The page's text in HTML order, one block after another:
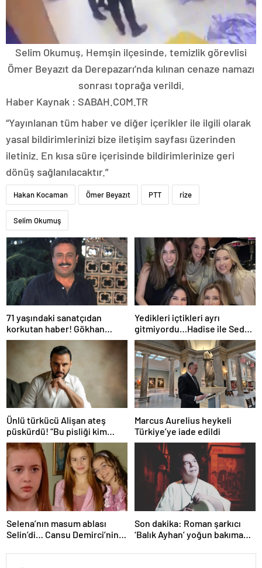
Selim Okumuş, Hemşin ilçesinde, temizlik görevlisi
Ömer Beyazıt da Derepazarı’nda kılınan cenaze namazı
sonrası toprağa verildi.
Haber Kaynak : SABAH.COM.TR
“Yayınlanan tüm haber ve diğer içerikler ile ilgili olarak
yasal bildirimlerinizi bize iletişim sayfası üzerinden
iletiniz. En kısa süre içerisinde bildirimlerinize geri
dönüş sağlanılacaktır.”
Hakan Kocaman Ömer Beyazıt PTT rize
Selim Okumuş
71 yaşındaki sanatçıdan
korkutan haber! Gökhan
Güney hastaneye kaldırıldı!
Yedikleri içtikleri ayrı
gitmiyordu…Hadise ile Seda
Bakan arasında ipler koptu!
Seda Bakan’dan manidar
paylaşım…
Ünlü türkücü Alişan ateş
püskürdü! “Bu pisliği kim
yaptıysa ortaya çıkacak!”
Marcus Aurelius heykeli
Türkiye’ye iade edildi
Selena’nın masum ablası
Selin’di… Cansu Demirci’nin
oldu! Güzelliğinden hiçbir şey
Son dakika: Roman şarkıcı
‘Balık Ayhan’ yoğun bakıma
Küçükboyacı’dan ilk açıklama